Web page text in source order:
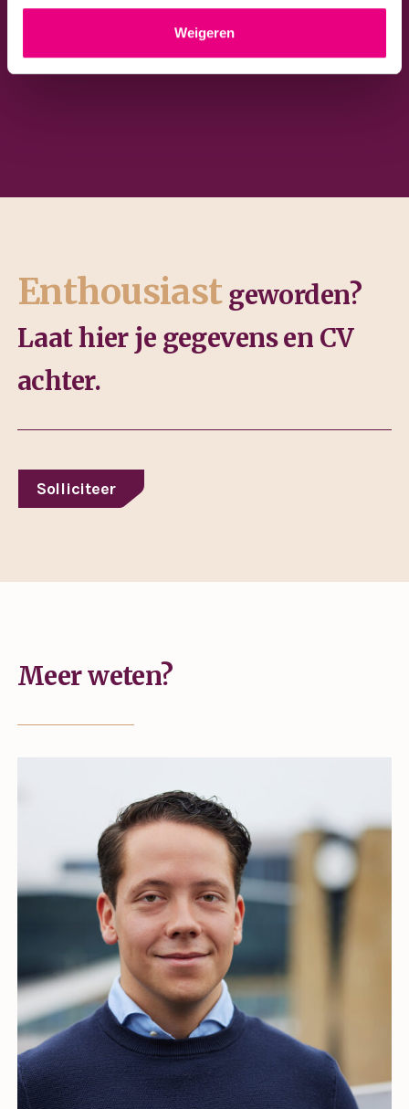
Weigeren
Je student-stage kan
gaan beginnen.
Enthousiastgeworden?
Laat hier je gegevens en CV
achter.
Solliciteer
Meer weten?